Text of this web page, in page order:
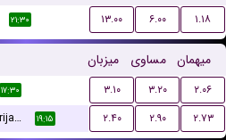
۲۱:۳۰ ۱۳.۰۰ ۶.۰۰ ۱.۱۸
میزبان مساوی میهمان
۱۷:۳۰ ۳.۱۰ ۳.۲۰
۲.۰۶
FK Suduva Marijampole ۱۹:۱۵ ۲.۴۰ ۲.۹۰ ۲.۷۳